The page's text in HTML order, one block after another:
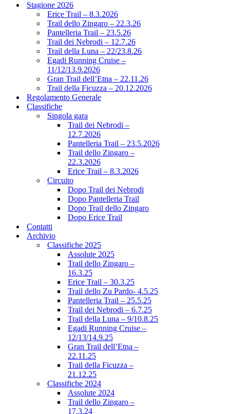
Stagione 2026
Erice Trail – 8.3.2026
Trail dello Zingaro – 22.3.26
Pantelleria Trail – 23.5.26
Trail dei Nebrodi – 12.7.26
Trail della Luna – 22/23.8.26
Egadi Running Cruise –
11/12/13.9.2026
Gran Trail dell’Etna – 22.11.26
Trail della Ficuzza – 20.12.2026
Regolamento Generale
Classifiche
Singola gara
Trail dei Nebrodi –
12.7.2026
Pantelleria Trail – 23.5.2026
Trail dello Zingaro –
22.3.2026
Erice Trail – 8.3.2026
Circuito
Dopo Trail dei Nebrodi
Dopo Pantelleria Trail
Dopo Trail dello Zingaro
Dopo Erice Trail
Contatti
Archivio
Classifiche 2025
Assolute 2025
Trail dello Zingaro –
16.3.25
Erice Trail – 30.3.25
Trail dello Zu Pardo- 4.5.25
Pantelleria Trail – 25.5.25
Trail dei Nebrodi – 6.7.25
Trail della Luna – 9/10.8.25
Egadi Running Cruise –
12/13/14.9.25
Gran Trail dell’Etna –
22.11.25
Trail della Ficuzza –
21.12.25
Classifiche 2024
Assolute 2024
Trail dello Zingaro –
17.3.24